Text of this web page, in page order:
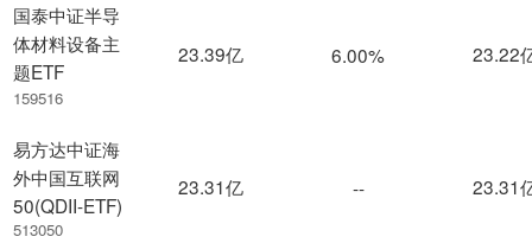
国泰中证半导
体材料设备主
题ETF
159516
易方达中证海
外中国互联网
50(QDII-ETF)
513050
23.39亿 6.00% 23.22
23.31亿 -- 23.31